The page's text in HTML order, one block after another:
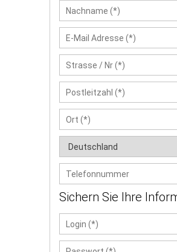
Nachname
E-Mail Adresse
Strasse / Nr
Postleitzahl
Ort
Land
Telefonnummer
Sichern Sie Ihre